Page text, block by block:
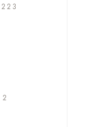
223
2